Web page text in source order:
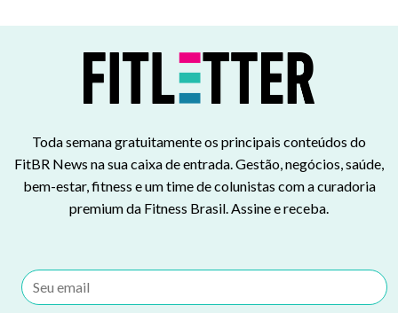
Toda semana gratuitamente os principais conteúdos do
FitBR News na sua caixa de entrada. Gestão, negócios, saúde,
bem-estar, fitness e um time de colunistas com a curadoria
premium da Fitness Brasil. Assine e receba.